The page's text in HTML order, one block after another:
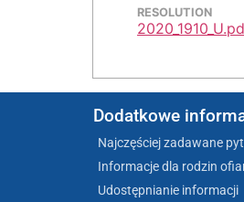
RESOLUTION
Dodatkowe
Najczęściej zadawane
Informacje dla rodzin
Udostępnianie informacji